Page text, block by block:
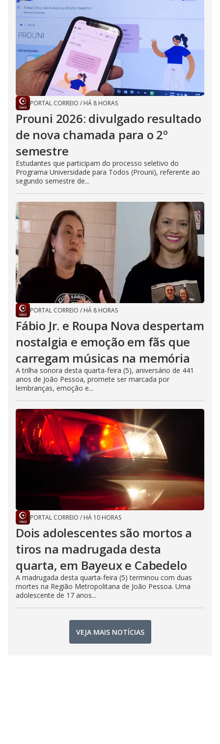
PORTAL CORREIO / HÁ 8 HORAS
Prouni 2026: divulgado resultado
de nova chamada para o 2º
semestre
Estudantes que participam do processo seletivo do
Programa Universidade para Todos (Prouni), referente ao
segundo semestre de...
PORTAL CORREIO / HÁ 8 HORAS
Fábio Jr. e Roupa Nova despertam
nostalgia e emoção em fãs que
carregam músicas na memória
A trilha sonora desta quarta-feira (5), aniversário de 441
anos de João Pessoa, promete ser marcada por
lembranças, emoção e...
PORTAL CORREIO / HÁ 10 HORAS
Dois adolescentes são mortos a
tiros na madrugada desta
quarta, em Bayeux e Cabedelo
A madrugada desta quarta-feira (5) terminou com duas
mortes na Região Metropolitana de João Pessoa. Uma
adolescente de 17 anos...
VEJA MAIS NOTÍCIAS